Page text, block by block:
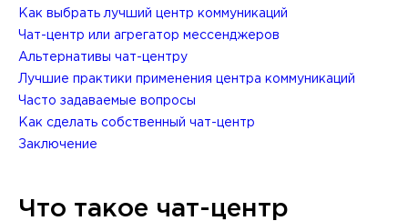
Как выбрать лучший центр коммуникаций
Чат-центр или агрегатор мессенджеров
Альтернативы чат-центру
Лучшие практики применения центра коммуникаций
Часто задаваемые вопросы
Как сделать собственный чат-центр
Заключение
Что такое чат-центр